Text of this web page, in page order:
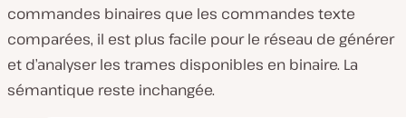
commandes binaires que les commandes texte
comparées, il est plus facile pour le réseau de générer
et d’analyser les trames disponibles en binaire. La
sémantique reste inchangée.